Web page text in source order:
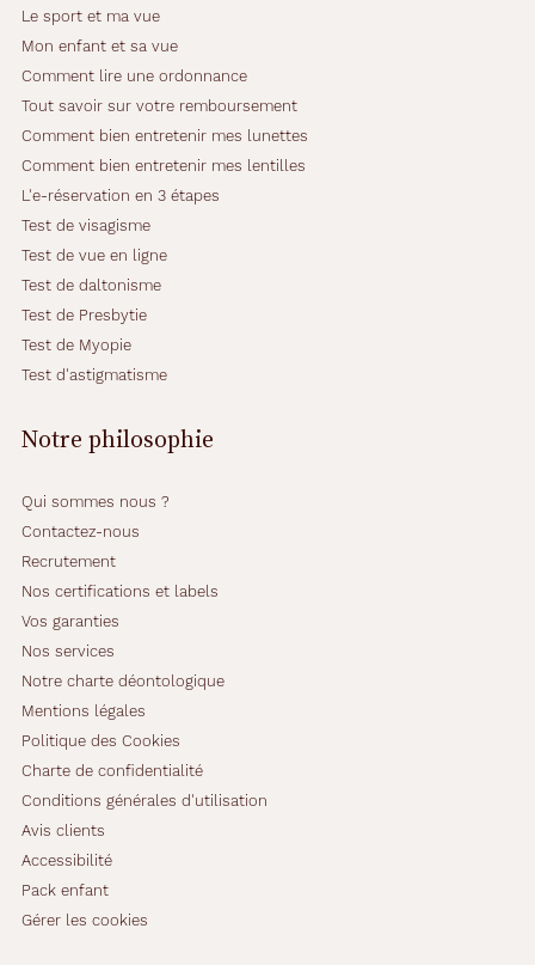
Le sport et ma vue
Mon enfant et sa vue
Comment lire une ordonnance
Tout savoir sur votre remboursement
Comment bien entretenir mes lunettes
Comment bien entretenir mes lentilles
L'e-réservation en 3 étapes
Test de visagisme
Test de vue en ligne
Test de daltonisme
Test de Presbytie
Test de Myopie
Test d'astigmatisme
Notre philosophie
Qui sommes nous ?
Contactez-nous
Recrutement
Nos certifications et labels
Vos garanties
Nos services
Notre charte déontologique
Mentions légales
Politique des Cookies
Charte de confidentialité
Conditions générales d'utilisation
Avis clients
Accessibilité
Pack enfant
Gérer les cookies